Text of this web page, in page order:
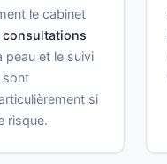
le cabinet
consultations
peau et le suivi
sont
si
risque.